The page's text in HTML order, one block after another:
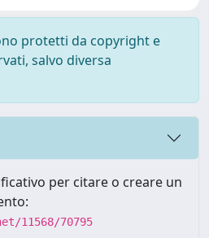
protetti da copyright e
salvo diversa
per citare o creare un
11568/70795